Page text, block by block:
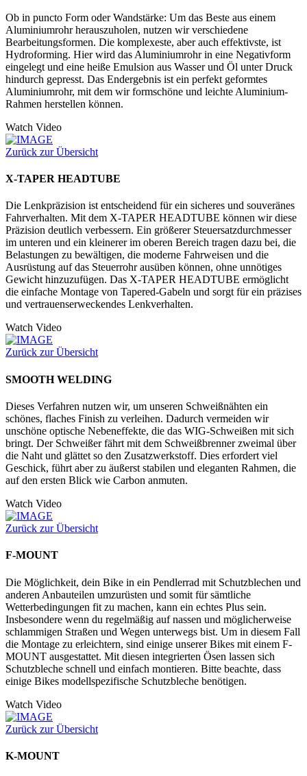
Ob in puncto Form oder Wandstärke: Um das Beste aus einem
Aluminiumrohr herauszuholen, nutzen wir verschiedene
Bearbeitungsformen. Die komplexeste, aber auch effektivste, ist
Hydroforming. Hier wird das Aluminiumrohr in eine Negativform
eingelegt und eine heiße Emulsion aus Wasser und Öl unter Druck
hindurch gepresst. Das Endergebnis ist ein perfekt geformtes
Aluminiumrohr, mit dem wir formschöne und leichte Aluminium-
Rahmen herstellen können.
Watch Video
Zurück zur Übersicht
X-TAPER HEADTUBE
Die Lenkpräzision ist entscheidend für ein sicheres und souveränes
Fahrverhalten. Mit dem X-TAPER HEADTUBE können wir diese
Präzision deutlich verbessern. Ein größerer Steuersatzdurchmesser
im unteren und ein kleinerer im oberen Bereich tragen dazu bei, die
Belastungen zu bewältigen, die moderne Fahrweisen und die
Ausrüstung auf das Steuerrohr ausüben können, ohne unnötiges
Gewicht hinzuzufügen. Das X-TAPER HEADTUBE ermöglicht
die einfache Montage von Tapered-Gabeln und sorgt für ein präzises
und vertrauenserweckendes Lenkverhalten.
Watch Video
Zurück zur Übersicht
SMOOTH WELDING
Dieses Verfahren nutzen wir, um unseren Schweißnähten ein
schönes, flaches Finish zu verleihen. Dadurch vermeiden wir
unschöne optische Nebeneffekte, die das WIG-Schweißen mit sich
bringt. Der Schweißer fährt mit dem Schweißbrenner zweimal über
die Naht und glättet so den Zusatzwerkstoff. Dies erfordert viel
Geschick, führt aber zu äußerst stabilen und eleganten Rahmen, die
auf den ersten Blick wie Carbon anmuten.
Watch Video
Zurück zur Übersicht
F-MOUNT
Die Möglichkeit, dein Bike in ein Pendlerrad mit Schutzblechen und
anderen Anbauteilen umzurüsten und somit für sämtliche
Wetterbedingungen fit zu machen, kann ein echtes Plus sein.
Insbesondere wenn du regelmäßig auf nassen und möglicherweise
schlammigen Straßen und Wegen unterwegs bist. Um in diesem Fall
die Montage zu erleichtern, sind einige unserer Bikes mit einem F-
MOUNT ausgestattet. Mit diesen integrierten Ösen lassen sich
Schutzbleche schnell und einfach montieren. Bitte beachte, dass
einige Bikes modellspezifische Schutzbleche benötigen.
Watch Video
Zurück zur Übersicht
K-MOUNT